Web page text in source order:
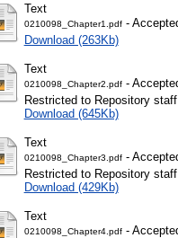
Text
0210098_Chapter1.pdf-
Download (263Kb)
Text
0210098_Chapter2.pdf-
Restricted to Repository
Download (645Kb)
Text
0210098_Chapter3.pdf-
Restricted to Repository
Download (429Kb)
Text
0210098_Chapter4.pdf-